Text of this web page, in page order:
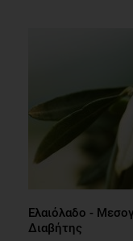
Ελαιόλαδο -
Διαβήτης